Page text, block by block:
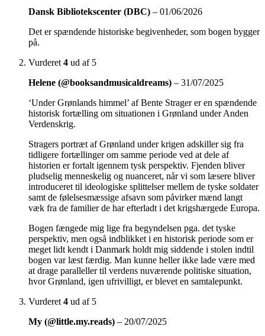
Dansk Bibliotekscenter (DBC) – 01/06/2026
Det er spændende historiske begivenheder, som bogen bygger
på.
Vurderet 4 ud af 5
Helene (@booksandmusicaldreams) – 31/07/2025
‘Under Grønlands himmel’ af Bente Strager er en spændende
historisk fortælling om situationen i Grønland under Anden
Verdenskrig.
Stragers portræt af Grønland under krigen adskiller sig fra
tidligere fortællinger om samme periode ved at dele af
historien er fortalt igennem tysk perspektiv. Fjenden bliver
pludselig menneskelig og nuanceret, når vi som læsere bliver
introduceret til ideologiske splittelser mellem de tyske soldater
samt de følelsesmæssige afsavn som påvirker mænd langt
væk fra de familier de har efterladt i det krigshærgede Europa.
Bogen fængede mig lige fra begyndelsen pga. det tyske
perspektiv, men også indblikket i en historisk periode som er
meget lidt kendt i Danmark holdt mig siddende i stolen indtil
bogen var læst færdig. Man kunne heller ikke lade være med
at drage paralleller til verdens nuværende politiske situation,
hvor Grønland, igen ufrivilligt, er blevet en samtalepunkt.
Vurderet 4 ud af 5
My (@little.my.reads) – 20/07/2025